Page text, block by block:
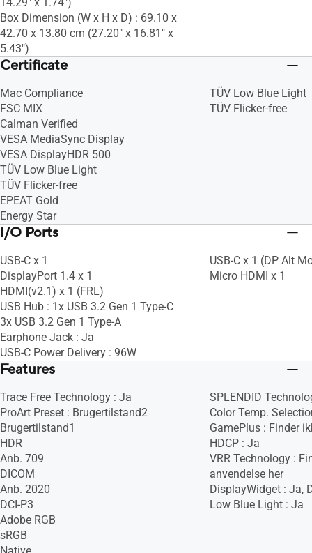
Box Dimension (W x H x D) : 69.10 x
42.70 x 13.80 cm (27.20" x 16.81" x
5.43")
Certificate
Mac Compliance
FSC MIX
Calman Verified
VESA MediaSync Display
VESA DisplayHDR 500
TÜV Low Blue Light
TÜV Flicker-free
EPEAT Gold
Energy Star
TÜV Low Blue Light
TÜV Flicker-free
I/O Ports
USB-C x 1
DisplayPort 1.4 x 1
HDMI(v2.1) x 1 (FRL)
USB Hub : 1x USB 3.2 Gen 1 Type-C
3x USB 3.2 Gen 1 Type-A
Earphone Jack : Ja
USB-C Power Delivery : 96W
USB-C x 1 (DP Alt
Micro HDMI x 1
Features
Trace Free Technology : Ja
ProArt Preset : Brugertilstand2
Brugertilstand1
HDR
Anb. 709
DICOM
Anb. 2020
DCI-P3
Adobe RGB
sRGB
SPLENDID
Color Temp.
GamePlus : Finder
HDCP : Ja
VRR Technology :
anvendelse her
DisplayWidget : Ja,
Low Blue Light : Ja